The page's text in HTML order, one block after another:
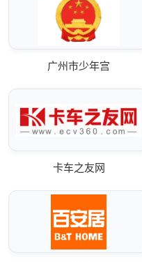
广州市少年宫
卡车之友网